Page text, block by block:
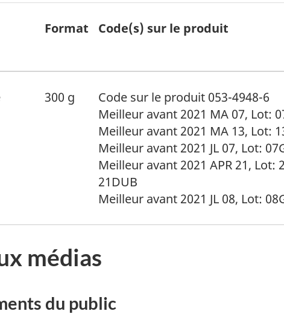
Format Code(s) sur le produit
300 g
Code sur le produit 053-4948-6
Meilleur avant 2021 MA 07, Lot:
Meilleur avant 2021 MA 13, Lot:
Meilleur avant 2021 JL 07, Lot:
Meilleur avant 2021 APR 21, Lot:
21DUB
Meilleur avant 2021 JL 08, Lot:
médias
du public